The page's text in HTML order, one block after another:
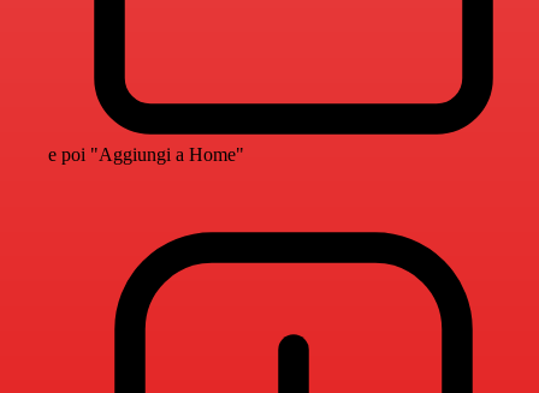
e poi "Aggiungi a Home"